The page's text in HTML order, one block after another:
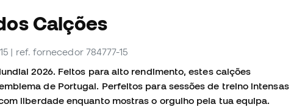
Calções
| ref. fornecedor 784777-15
2026. Feitos para alto rendimento, estes calções
de Portugal. Perfeitos para sessões de treino intensas
liberdade enquanto mostras o orgulho pela tua equipa.